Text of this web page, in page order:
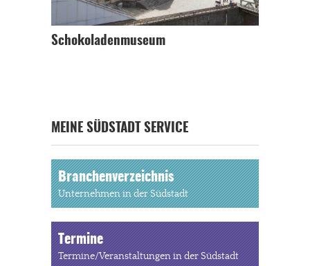
Schokoladenmuseum
MEINE SÜDSTADT SERVICE
Branchenverzeichnis
Unternehmen in der Südstadt
Termine
Termine/Veranstaltungen in der Südstadt